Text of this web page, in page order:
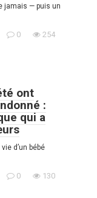
jamais — puis un
0 254
ont
:
qui a
d’un bébé
0 130